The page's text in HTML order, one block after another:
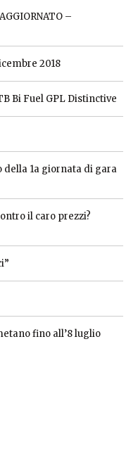
–
2018
Bi Fuel GPL Distinctive
della 1a giornata di gara
il caro prezzi?
fino all’8 luglio